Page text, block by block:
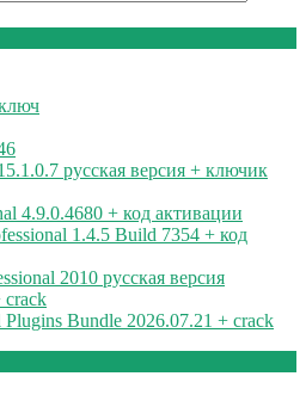
русская версия + ключик
4.9.0.4680 + код активации
1.4.5 Build 7354 + код
2010 русская версия
crack
Bundle 2026.07.21 + crack